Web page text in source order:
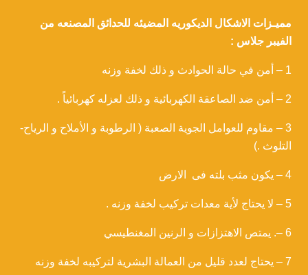
مميـزات الاشكال الديكوريه المضيئه للحدائق المصنعه من
الفيبر جلاس :
1 – أمن في حالة الحوادث و ذلك لخفة وزنه
2 – أمن ضد الصاعقة الكهربائية و ذلك لعزله كهربائياً .
3 – مقاوم للعوامل الجوية الصعبة ( الرطوبة و الأملاح و الرياح-
التلوث .)
4 – يكون مثب بلته فى الارض
5 – لا يحتاج لأية معدات تركيب لخفة وزنه .
6 –. يمتص الاهتزازات و الرنين المغنطيسي
7 – يحتاج لعدد قليل من العمالة البشرية لتركيبه لخفة وزنه